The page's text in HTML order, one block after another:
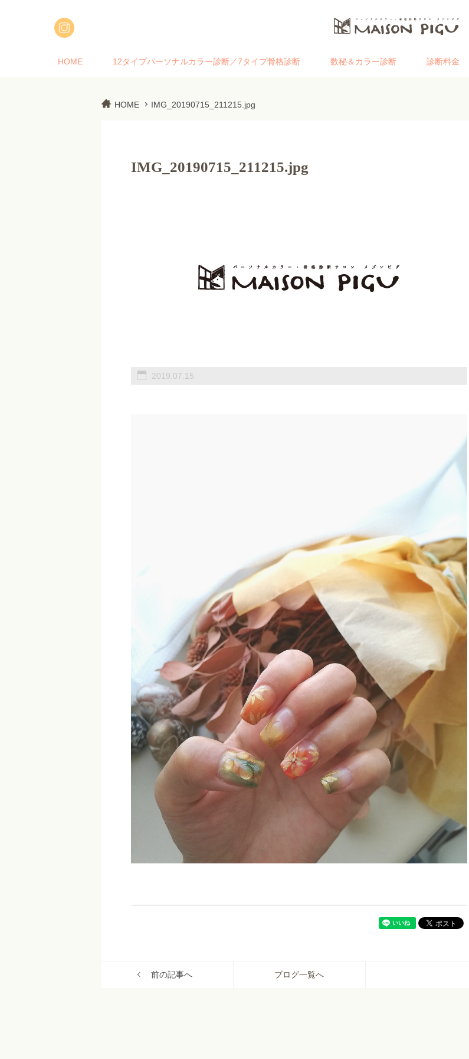
HOME 12タイプパーソナルカラー診断／7タイプ骨格診断 数秘＆カラー診断 診断料金
HOME IMG_20190715_211215.jpg
IMG_20190715_211215.jpg
2019.07.15
前の記事へ ブログ一覧へ